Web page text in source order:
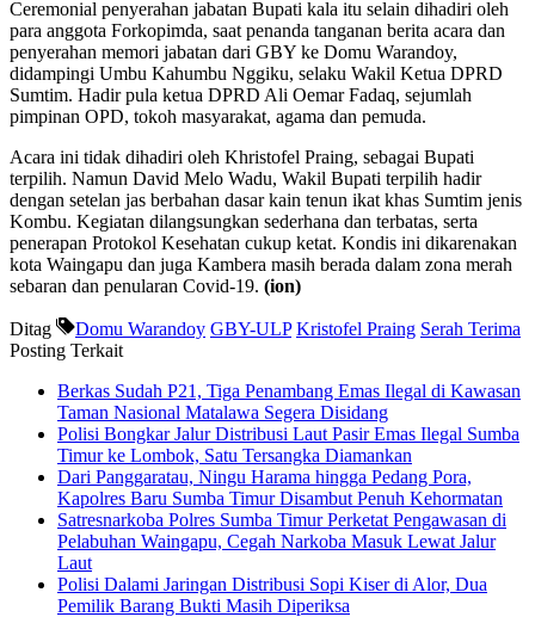
Ceremonial penyerahan jabatan Bupati kala itu selain dihadiri oleh
para anggota Forkopimda, saat penanda tanganan berita acara dan
penyerahan memori jabatan dari GBY ke Domu Warandoy,
didampingi Umbu Kahumbu Nggiku, selaku Wakil Ketua DPRD
Sumtim. Hadir pula ketua DPRD Ali Oemar Fadaq, sejumlah
pimpinan OPD, tokoh masyarakat, agama dan pemuda.
Acara ini tidak dihadiri oleh Khristofel Praing, sebagai Bupati
terpilih. Namun David Melo Wadu, Wakil Bupati terpilih hadir
dengan setelan jas berbahan dasar kain tenun ikat khas Sumtim jenis
Kombu. Kegiatan dilangsungkan sederhana dan terbatas, serta
penerapan Protokol Kesehatan cukup ketat. Kondis ini dikarenakan
kota Waingapu dan juga Kambera masih berada dalam zona merah
sebaran dan penularan Covid-19. (ion)
Ditag Domu Warandoy GBY-ULP Kristofel Praing Serah Terima
Posting Terkait
Berkas Sudah P21, Tiga Penambang Emas Ilegal di Kawasan
Taman Nasional Matalawa Segera Disidang
Polisi Bongkar Jalur Distribusi Laut Pasir Emas Ilegal Sumba
Timur ke Lombok, Satu Tersangka Diamankan
Dari Panggaratau, Ningu Harama hingga Pedang Pora,
Kapolres Baru Sumba Timur Disambut Penuh Kehormatan
Satresnarkoba Polres Sumba Timur Perketat Pengawasan di
Pelabuhan Waingapu, Cegah Narkoba Masuk Lewat Jalur
Laut
Polisi Dalami Jaringan Distribusi Sopi Kiser di Alor, Dua
Pemilik Barang Bukti Masih Diperiksa